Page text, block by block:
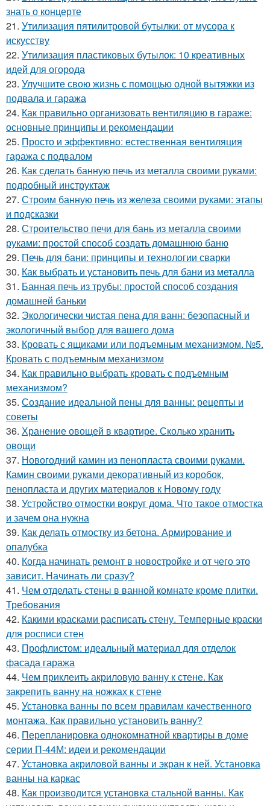
знать о концерте
21. Утилизация пятилитровой бутылки: от мусора к
искусству
22. Утилизация пластиковых бутылок: 10 креативных
идей для огорода
23. Улучшите свою жизнь с помощью одной вытяжки из
подвала и гаража
24. Как правильно организовать вентиляцию в гараже:
основные принципы и рекомендации
25. Просто и эффективно: естественная вентиляция
гаража с подвалом
26. Как сделать банную печь из металла своими руками:
подробный инструктаж
27. Строим банную печь из железа своими руками: этапы
и подсказки
28. Строительство печи для бань из металла своими
руками: простой способ создать домашнюю баню
29. Печь для бани: принципы и технологии сварки
30. Как выбрать и установить печь для бани из металла
31. Банная печь из трубы: простой способ создания
домашней баньки
32. Экологически чистая пена для ванн: безопасный и
экологичный выбор для вашего дома
33. Кровать с ящиками или подъемным механизмом. №5.
Кровать с подъемным механизмом
34. Как правильно выбрать кровать с подъемным
механизмом?
35. Создание идеальной пены для ванны: рецепты и
советы
36. Хранение овощей в квартире. Сколько хранить
овощи
37. Новогодний камин из пенопласта своими руками.
Камин своими руками декоративный из коробок,
пенопласта и других материалов к Новому году
38. Устройство отмостки вокруг дома. Что такое отмостка
и зачем она нужна
39. Как делать отмостку из бетона. Армирование и
опалубка
40. Когда начинать ремонт в новостройке и от чего это
зависит. Начинать ли сразу?
41. Чем отделать стены в ванной комнате кроме плитки.
Требования
42. Какими красками расписать стену. Темперные краски
для росписи стен
43. Профлистом: идеальный материал для отделок
фасада гаража
44. Чем приклеить акриловую ванну к стене. Как
закрепить ванну на ножках к стене
45. Установка ванны по всем правилам качественного
монтажа. Как правильно установить ванну?
46. Перепланировка однокомнатной квартиры в доме
серии П-44М: идеи и рекомендации
47. Установка акриловой ванны и экран к ней. Установка
ванны на каркас
48. Как производится установка стальной ванны. Как